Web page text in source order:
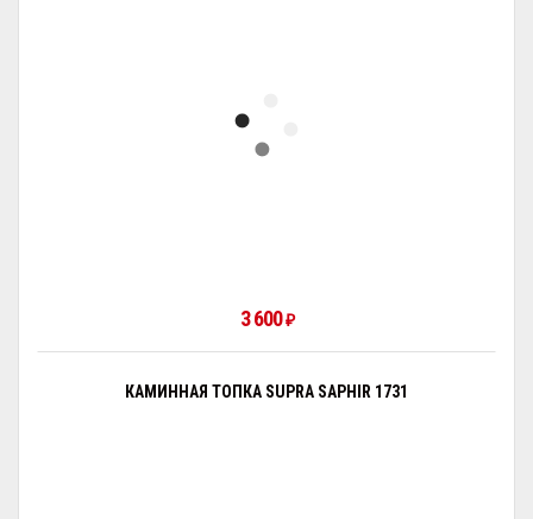
3 600₽
КАМИННАЯ ТОПКА SUPRA SAPHIR 1731